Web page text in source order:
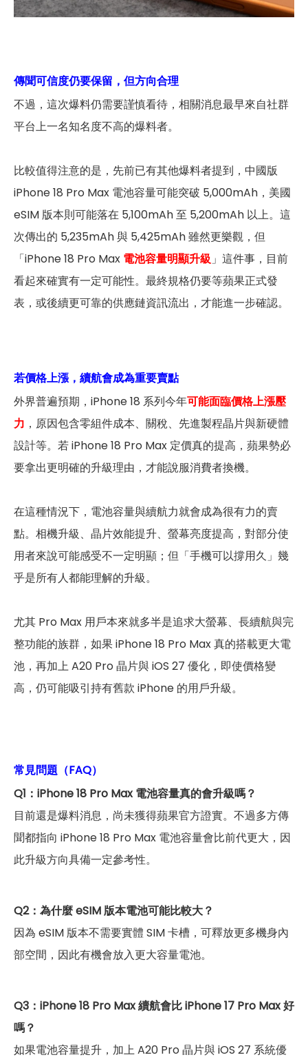
傳聞可信度仍要保留，但方向合理
不過，這次爆料仍需要謹慎看待，相關消息最早來自社群
平台上一名知名度不高的爆料者。
比較值得注意的是，先前已有其他爆料者提到，中國版
iPhone 18 Pro Max 電池容量可能突破 5,000mAh，美國
eSIM 版本則可能落在 5,100mAh 至 5,200mAh 以上。這
次傳出的 5,235mAh 與 5,425mAh 雖然更樂觀，但
「iPhone 18 Pro Max 電池容量明顯升級 」這件事，目前
看起來確實有一定可能性。最終規格仍要等蘋果正式發
表，或後續更可靠的供應鏈資訊流出，才能進一步確認。
若價格上漲，續航會成為重要賣點
外界普遍預期，iPhone 18 系列今年可能面臨價格上漲壓
力 ，原因包含零組件成本、關稅、先進製程晶片與新硬體
設計等。若 iPhone 18 Pro Max 定價真的提高，蘋果勢必
要拿出更明確的升級理由，才能說服消費者換機。
在這種情況下，電池容量與續航力就會成為很有力的賣
點。相機升級、晶片效能提升、螢幕亮度提高，對部分使
用者來說可能感受不一定明顯；但「手機可以撐用久」幾
乎是所有人都能理解的升級。
尤其 Pro Max 用戶本來就多半是追求大螢幕、長續航與完
整功能的族群，如果 iPhone 18 Pro Max 真的搭載更大電
池，再加上 A20 Pro 晶片與 iOS 27 優化，即使價格變
高，仍可能吸引持有舊款 iPhone 的用戶升級。
常見問題（FAQ）
Q1：iPhone 18 Pro Max 電池容量真的會升級嗎？
目前還是爆料消息，尚未獲得蘋果官方證實。不過多方傳
聞都指向 iPhone 18 Pro Max 電池容量會比前代更大，因
此升級方向具備一定參考性。
Q2：為什麼 eSIM 版本電池可能比較大？
因為 eSIM 版本不需要實體 SIM 卡槽，可釋放更多機身內
部空間，因此有機會放入更大容量電池。
Q3：iPhone 18 Pro Max 續航會比 iPhone 17 Pro Max 好
嗎？
如果電池容量提升，加上 A20 Pro 晶片與 iOS 27 系統優